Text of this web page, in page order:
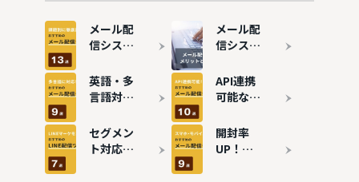
メール配
信システ
比較！課
題別おす
メール配
信システ
仕組み・
メリット
説
英語・多
言語対応
配信シス
テムおす
API連携
可能なメ
システム
おすすめ
セグメン
ト対応！
開封率
UP！ス